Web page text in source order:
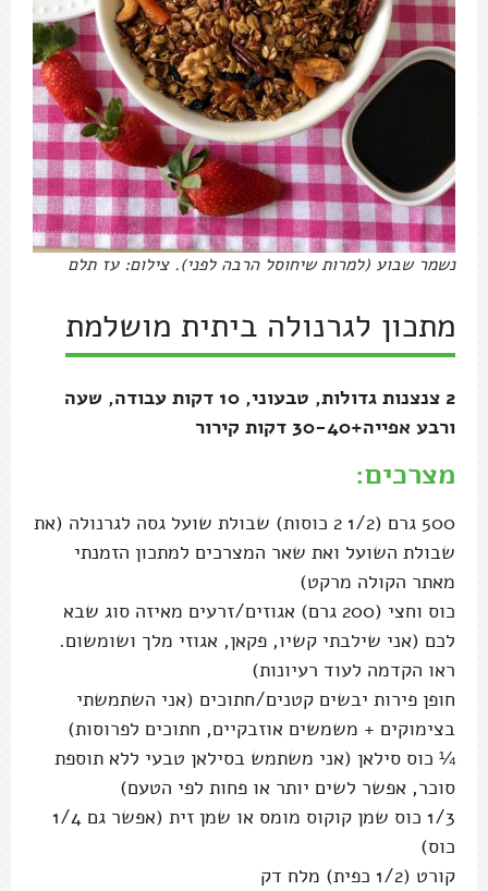
נשמר שבוע (למרות שיחוסל הרבה לפני). צילום: עז תלם
מתכון לגרנולה ביתית מושלמת
2 צנצנות גדולות, טבעוני, 10 דקות עבודה, שעה
ורבע אפייה+30-40 דקות קירור
מצרכים:
500 גרם (1/2 2 כוסות) שבולת שועל גסה לגרנולה (את
שבולת השועל ואת שאר המצרכים למתכון הזמנתי
מאתר הקולה מרקט)
כוס וחצי (200 גרם) אגוזים/זרעים מאיזה סוג שבא
לכם (אני שילבתי קשיו, פקאן, אגוזי מלך ושומשום.
ראו הקדמה לעוד רעיונות)
חופן פירות יבשים קטנים/חתוכים (אני השתמשתי
בצימוקים + משמשים אוזבקיים, חתוכים לפרוסות)
¼ כוס סילאן (אני משתמש בסילאן טבעי ללא תוספת
סוכר, אפשר לשים יותר או פחות לפי הטעם)
1/3 כוס שמן קוקוס מומס או שמן זית (אפשר גם 1/4
כוס)
קורט (1/2 כפית) מלח דק